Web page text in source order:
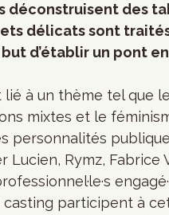
déconstruisent des
délicats sont
d’établir un pont
lié à un thème tel que
mixtes et le
personnalités
Lucien, Rymz,
participent à